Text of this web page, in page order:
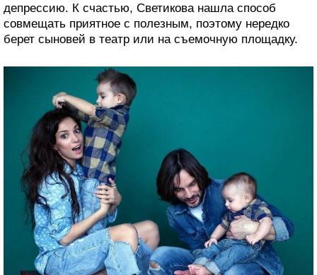
депрессию. К счастью, Светикова нашла способ
совмещать приятное с полезным, поэтому нередко
берет сыновей в театр или на съемочную площадку.